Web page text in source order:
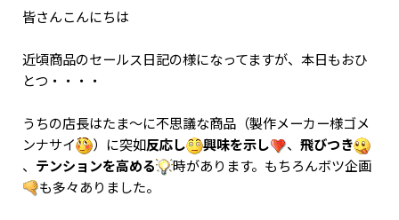
皆さんこんにちは
近頃商品のセールス日記の様になってますが、本日もおひ
とつ・・・・
うちの店長はたま～に不思議な商品（製作メーカー様ゴメ
ンナサイ
）に突如反応し 興味を示し 、 飛びつき
、 テンションを高める
時があります。もちろんボツ企画
も多々ありました。